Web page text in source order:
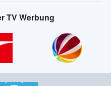
TV Werbung